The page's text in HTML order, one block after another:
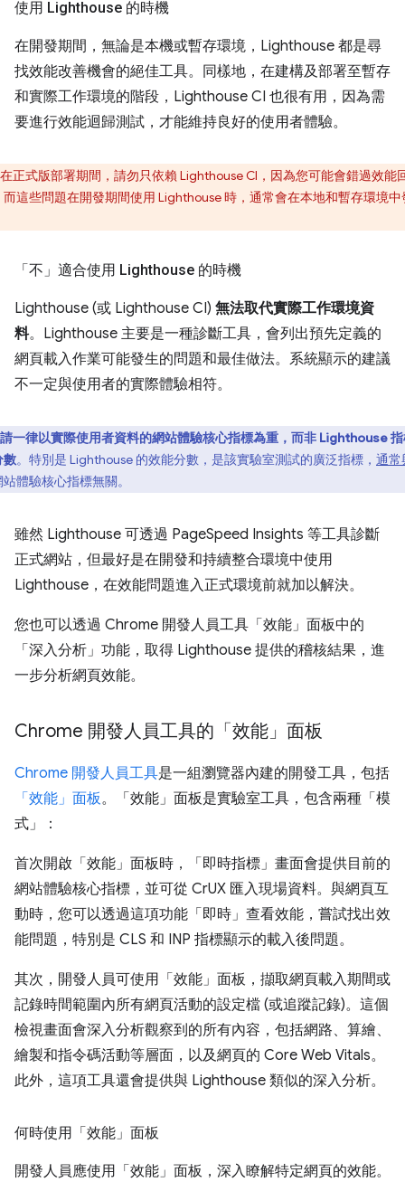
使用 Lighthouse 的時機
在開發期間，無論是本機或暫存環境，Lighthouse 都是尋
找效能改善機會的絕佳工具。同樣地，在建構及部署至暫存
和實際工作環境的階段，Lighthouse CI 也很有用，因為需
要進行效能迴歸測試，才能維持良好的使用者體驗。
在正式版部署期間，請勿只依賴 Lighthouse CI，因為您可能會錯過效能
而這些問題在開發期間使用 Lighthouse 時，通常會在本地和暫存環境中
「不」 適合使用 Lighthouse 的時機
Lighthouse (或 Lighthouse CI) 無法取代實際工作環境資
料。 Lighthouse 主要是一種診斷工具，會列出預先定義的
網頁載入作業可能發生的問題和最佳做法。系統顯示的建議
不一定與使用者的實際體驗相符。
請一律以實際使用者資料的網站體驗核心指標為重，而非 Lighthouse
數。特別是 Lighthouse 的效能分數，是該實驗室測試的廣泛指標， 通常
體驗核心指標無關。
雖然 Lighthouse 可透過 PageSpeed Insights 等工具診斷
正式網站，但最好是在開發和持續整合環境中使用
Lighthouse，在效能問題進入正式環境前就加以解決。
您也可以透過 Chrome 開發人員工具「效能」面板中的
「深入分析」功能，取得 Lighthouse 提供的稽核結果，進
一步分析網頁效能。
Chrome 開發人員工具的「效能」面板
Chrome 開發人員工具是一組瀏覽器內建的開發工具，包括
「效能」面板。「效能」面板是實驗室工具，包含兩種「模
式」：
首次開啟「效能」面板時，「即時指標」畫面會提供目前的
網站體驗核心指標，並可從 CrUX 匯入現場資料。與網頁互
動時，您可以透過這項功能「即時」查看效能，嘗試找出效
能問題，特別是 CLS 和 INP 指標顯示的載入後問題。
其次，開發人員可使用「效能」面板，擷取網頁載入期間或
記錄時間範圍內所有網頁活動的設定檔 (或追蹤記錄)。這個
檢視畫面會深入分析觀察到的所有內容，包括網路、算繪、
繪製和指令碼活動等層面，以及網頁的 Core Web Vitals。
此外，這項工具還會提供與 Lighthouse 類似的深入分析。
何時使用「效能」面板
開發人員應使用「效能」面板，深入瞭解特定網頁的效能。